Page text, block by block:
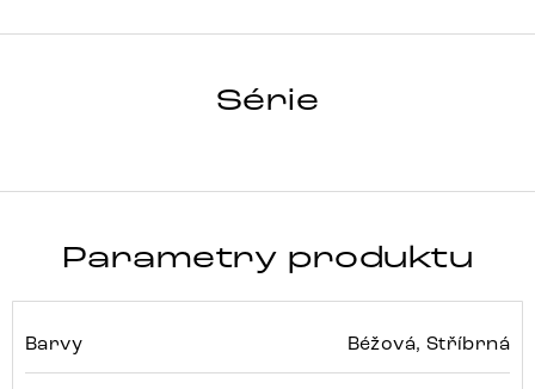
Série
ALJA-FLEX
Parametry produktu
Barvy Béžová, Stříbrná